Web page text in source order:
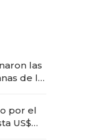
las
de la
por el
US$